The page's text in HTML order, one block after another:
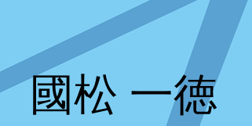
國松 一徳